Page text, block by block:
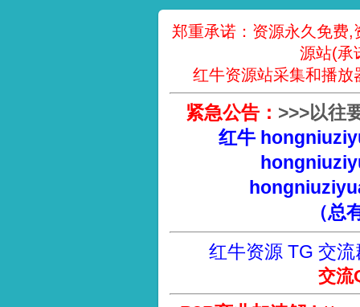
郑重承诺：资源永久免费
源站(承
红牛资源站采集和播放
紧急公告： >>>以往
红牛
（总
红牛资源 TG 交流
交流